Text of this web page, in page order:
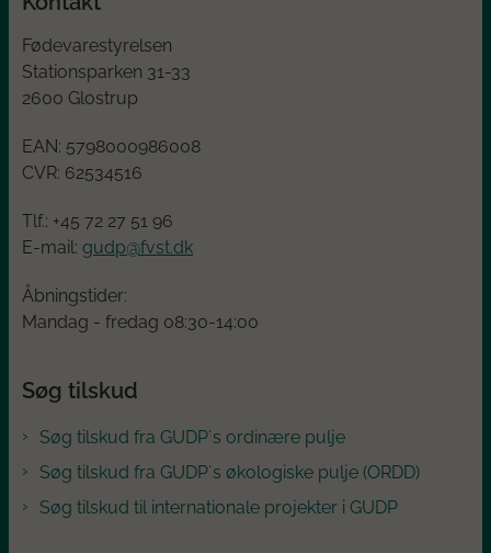
Fødevarestyrelsen
Stationsparken 31-33
2600 Glostrup
EAN: 5798000986008
CVR: 62534516
Tlf.: +45 72 27 51 96
E-mail: gudp@fvst.dk
Åbningstider:
Mandag - fredag 08:30-14:00
Søg tilskud
Søg tilskud fra GUDP´s ordinære pulje
Søg tilskud fra GUDP´s økologiske pulje (ORDD)
Søg tilskud til internationale projekter i GUDP